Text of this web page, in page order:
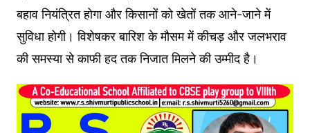
बहाव नियंत्रित होगा और किसानों को खेतों तक आने-जाने में
सुविधा होगी। विशेषकर बारिश के मौसम में कीचड़ और जलभराव
की समस्या से काफी हद तक निजात मिलने की उम्मीद है।